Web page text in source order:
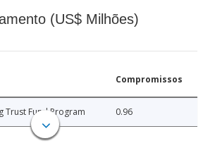
(US$ Milhões)
Compromissos
Trust Fund Program 0.96